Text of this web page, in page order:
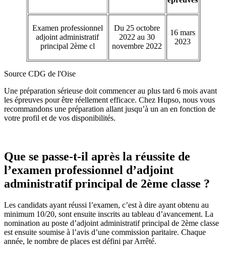
Examen professionnel
adjoint administratif
principal 2ème cl
Du 25 octobre
2022 au 30
novembre 2022
16 mars
2023
Source CDG de l'Oise
Une préparation sérieuse doit commencer au plus tard 6 mois avant
les épreuves pour être réellement efficace. Chez Hupso, nous vous
recommandons une préparation allant jusqu’à un an en fonction de
votre profil et de vos disponibilités.
Que se passe-t-il après la réussite de
l’examen professionnel d’adjoint
administratif principal de 2ème classe ?
Les candidats ayant réussi l’examen, c’est à dire ayant obtenu au
minimum 10/20, sont ensuite inscrits au tableau d’avancement. La
nomination au poste d’adjoint administratif principal de 2ème classe
est ensuite soumise à l’avis d’une commission paritaire. Chaque
année, le nombre de places est défini par Arrêté.